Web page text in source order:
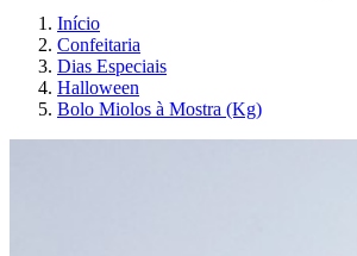
Início
Confeitaria
Dias Especiais
Halloween
Bolo Miolos à Mostra (Kg)